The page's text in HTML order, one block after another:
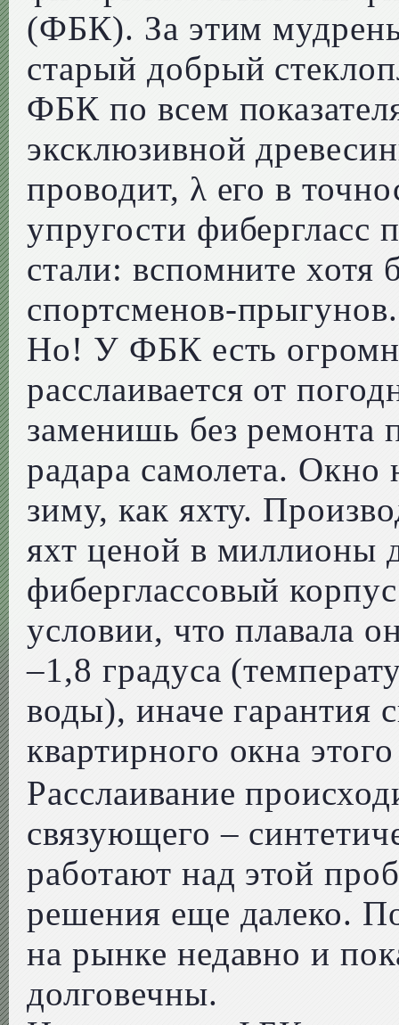
(ФБК). За этим
старый добрый
ФБК по всем
эксклюзивной
проводит, λ его в
упругости фибергласс
стали: вспомните
спортсменов-прыгунов.
Но! У ФБК есть
расслаивается от
заменишь без ремонта
радара самолета. Окно
зиму, как яхту.
яхт ценой в миллионы
фиберглассовый
условии, что плавала
–1,8 градуса
воды), иначе гарантия
квартирного окна
Расслаивание
связующего –
работают над этой
решения еще далеко.
на рынке недавно и
долговечны.